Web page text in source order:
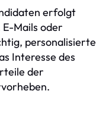
erfolgt
Mails oder
personalisierte
Interesse des
der